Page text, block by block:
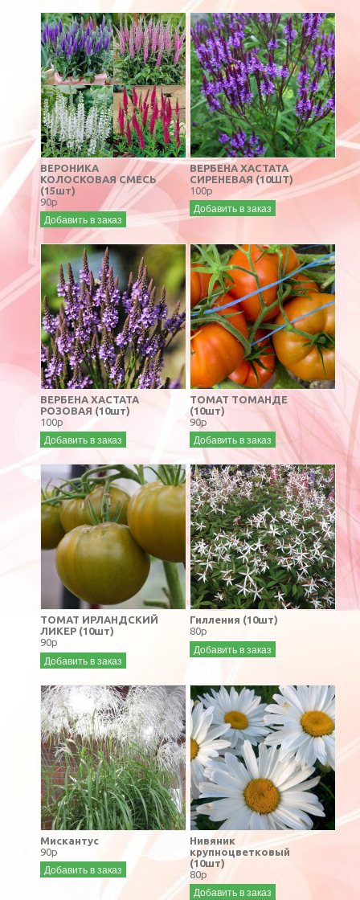
ВЕРОНИКА
КОЛОСКОВАЯ СМЕСЬ
(15шт)
90р
Добавить в заказ
ВЕРБЕНА ХАСТАТА
СИРЕНЕВАЯ (10ШТ)
100р
Добавить в заказ
ВЕРБЕНА ХАСТАТА
РОЗОВАЯ (10шт)
100р
Добавить в заказ
ТОМАТ ТОМАНДЕ
(10шт)
90р
Добавить в заказ
ТОМАТ ИРЛАНДСКИЙ
ЛИКЕР (10шт)
90р
Добавить в заказ
Гилления (10шт)
80р
Добавить в заказ
Мискантус
90р
Добавить в заказ
Нивяник
крупноцветковый
(10шт)
80р
Добавить в заказ